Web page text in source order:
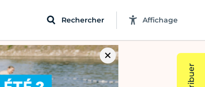
Rechercher Affichage